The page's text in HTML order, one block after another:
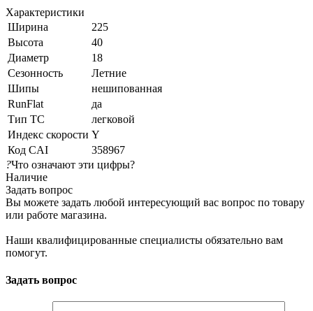
Характеристики
Ширина
225
Высота
40
Диаметр
18
Сезонность
Летние
Шипы
нешипованная
RunFlat
да
Тип ТС
легковой
Индекс скорости Y
Код CAI
358967
?Что означают эти цифры?
Наличие
Задать вопрос
Вы можете задать любой интересующий вас вопрос по товару
или работе магазина.
Наши квалифицированные специалисты обязательно вам
помогут.
Задать вопрос